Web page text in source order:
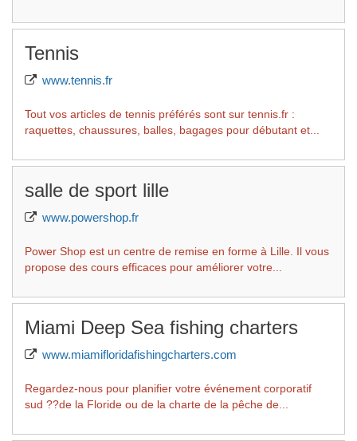
Tennis
www.tennis.fr
Tout vos articles de tennis préférés sont sur tennis.fr :
raquettes, chaussures, balles, bagages pour débutant et...
salle de sport lille
www.powershop.fr
Power Shop est un centre de remise en forme à Lille. Il vous
propose des cours efficaces pour améliorer votre...
Miami Deep Sea fishing charters
www.miamifloridafishingcharters.com
Regardez-nous pour planifier votre événement corporatif
sud ??de la Floride ou de la charte de la pêche de...